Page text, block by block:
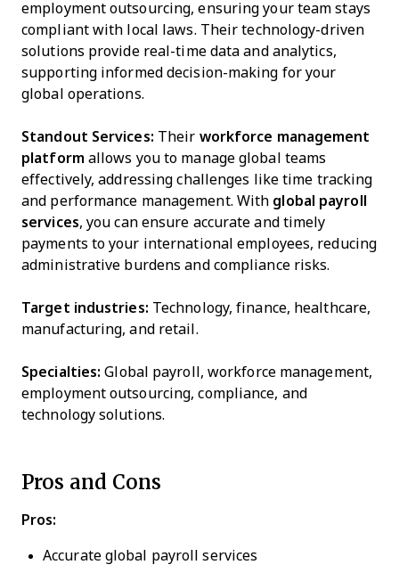
employment outsourcing, ensuring your team stays
compliant with local laws. Their technology-driven
solutions provide real-time data and analytics,
supporting informed decision-making for your
global operations.
Standout Services: Their workforce management
platform allows you to manage global teams
effectively, addressing challenges like time tracking
and performance management. With global payroll
services, you can ensure accurate and timely
payments to your international employees, reducing
administrative burdens and compliance risks.
Target industries: Technology, finance, healthcare,
manufacturing, and retail.
Specialties: Global payroll, workforce management,
employment outsourcing, compliance, and
technology solutions.
Pros and Cons
Pros:
Accurate global payroll services